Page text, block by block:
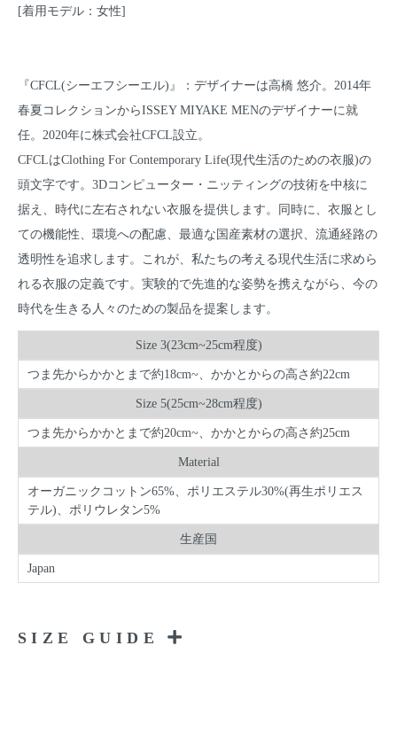
[着用モデル：女性]
『CFCL(シーエフシーエル)』：デザイナーは高橋 悠介。2014年
春夏コレクションからISSEY MIYAKE MENのデザイナーに就
任。2020年に株式会社CFCL設立。
CFCLはClothing For Contemporary Life(現代生活のための衣服)の
頭文字です。3Dコンピューター・ニッティングの技術を中核に
据え、時代に左右されない衣服を提供します。同時に、衣服とし
ての機能性、環境への配慮、最適な国産素材の選択、流通経路の
透明性を追求します。これが、私たちの考える現代生活に求めら
れる衣服の定義です。実験的で先進的な姿勢を携えながら、今の
時代を生きる人々のための製品を提案します。
Size 3(23cm~25cm程度)
つま先からかかとまで約18cm~、かかとからの高さ約22cm
Size 5(25cm~28cm程度)
つま先からかかとまで約20cm~、かかとからの高さ約25cm
Material
オーガニックコットン65%、ポリエステル30%(再生ポリエス
テル)、ポリウレタン5%
生産国
Japan
SIZE GUIDE